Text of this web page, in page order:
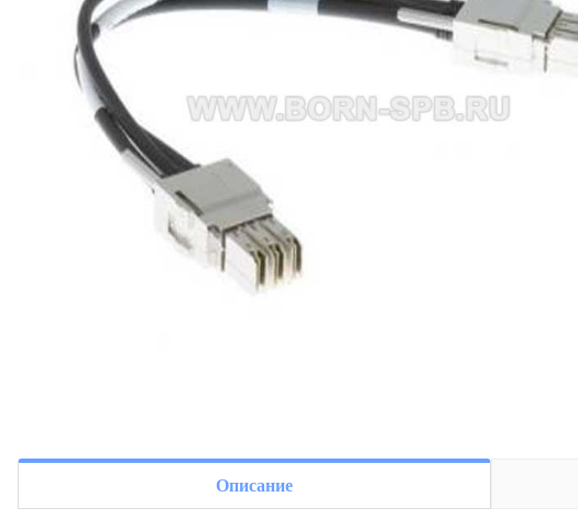
Описание